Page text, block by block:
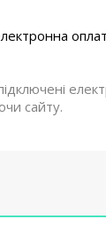
сайту.